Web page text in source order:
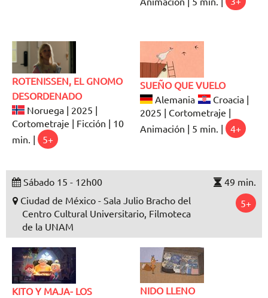
ROTENISSEN, EL GNOMO
DESORDENADO
Noruega | 2025 |
Cortometraje | Ficción | 10
min. |
5+
SUEÑO QUE VUELO
Alemania
Croacia |
2025 | Cortometraje |
Animación | 5 min. |
4+
Sábado 15 - 12h00
49 min.
Ciudad de México - Sala Julio Bracho del
Centro Cultural Universitario, Filmoteca
de la UNAM
5+
KITO Y MAJA- LOS
NIDO LLENO